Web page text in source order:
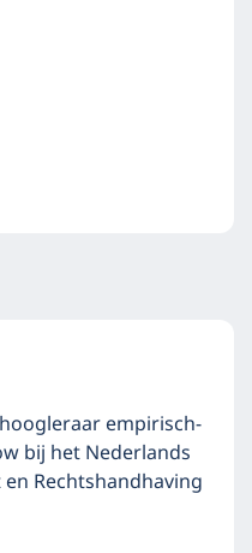
empirisch-
bij het Nederlands
Rechtshandhaving